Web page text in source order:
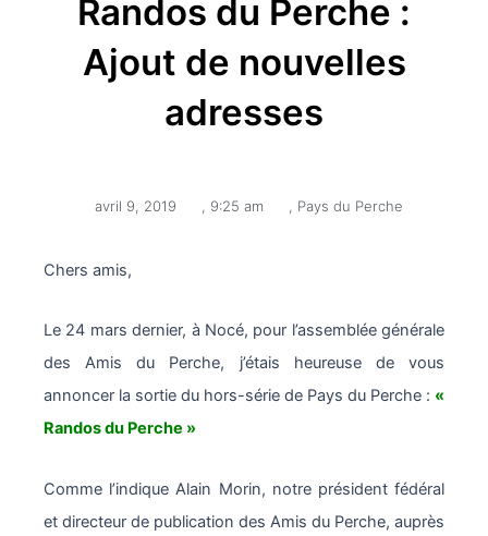
Randos du Perche :
Ajout de nouvelles
adresses
avril 9, 2019 9:25 am Pays du Perche
Chers amis,
Le 24 mars dernier, à Nocé, pour l’assemblée générale
des Amis du Perche, j’étais heureuse de vous
annoncer la sortie du hors-série de Pays du Perche : «
Randos du Perche »
Comme l’indique Alain Morin, notre président fédéral
et directeur de publication des Amis du Perche, auprès